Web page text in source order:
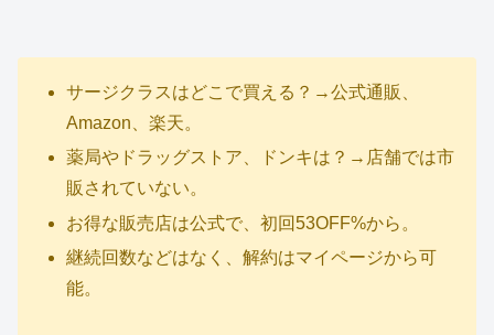
サージクラスはどこで買える？→公式通販、
Amazon、楽天。
薬局やドラッグストア、ドンキは？→店舗では市
販されていない。
お得な販売店は公式で、初回53OFF%から。
継続回数などはなく、解約はマイページから可
能。